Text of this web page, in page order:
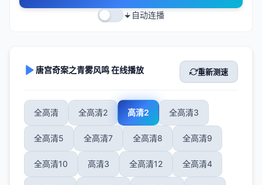
自动连播
唐宫奇案之青雾风鸣 在线播放 重新测速
全高清 全高清2 高清2 全高清3
全高清5 全高清7 全高清8 全高清9
全高清10 高清3 全高清12 全高清4